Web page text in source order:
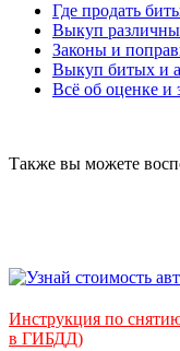
Где продать
Выкуп
Законы и
Выкуп битых и
Всё об оценке и
Также вы можете
Инструкция по снятию
в ГИБДД)